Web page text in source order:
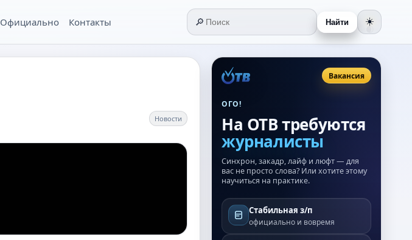
Официально Контакты 🔎 Найти ☀️
Новости
Вакансия
ОГО!
На ОТВ требуются
журналисты
Синхрон, закадр, лайф и люфт — для
вас не просто слова? Или хотите этому
научиться на практике.
Стабильная з/п
официально и вовремя